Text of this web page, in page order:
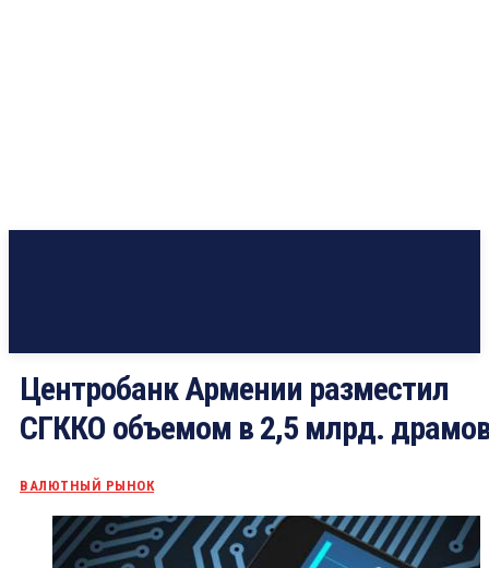
Центробанк Армении разместил
СГККО объемом в 2,5 млрд.
ВАЛЮТНЫЙ РЫНОК